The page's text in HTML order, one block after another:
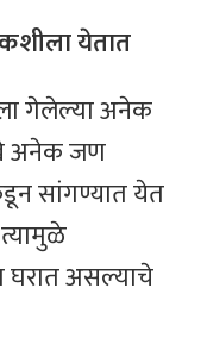
येतात
गेलेल्या अनेक
अनेक जण
सांगण्यात येत
घरात असल्याचे